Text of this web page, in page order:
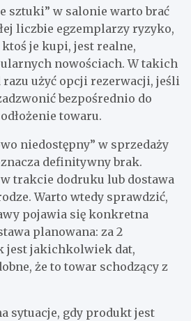
sztuki” w salonie warto brać
liczbie egzemplarzy ryzyko,
je kupi, jest realne,
nowościach. W takich
razu użyć opcji rezerwacji, jeśli
bezpośrednio do
towaru.
niedostępny” w sprzedaży
definitywny brak.
trakcie dodruku lub dostawa
Warto wtedy sprawdzić,
pojawia się konkretna
planowana: za 2
jest jakichkolwiek dat,
że to towar schodzący z
sytuacje, gdy produkt jest